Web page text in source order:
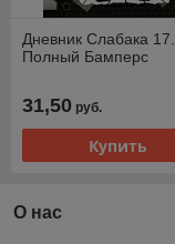
Дневник Слабака 17.
Полный Бамперс
31,50 руб.
Купить
О нас